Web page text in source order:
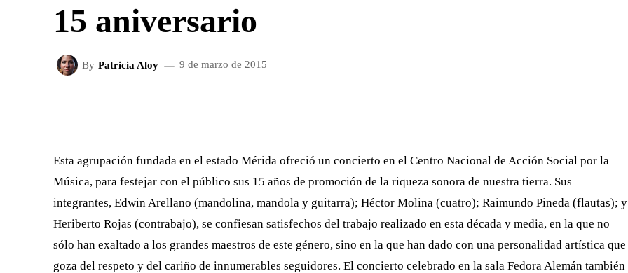
15 aniversario
By Patricia Aloy 9 de marzo de 2015
Esta agrupación fundada en el estado Mérida ofreció un concierto en el Centro Nacional de Acción Social por la
Música, para festejar con el público sus 15 años de promoción de la riqueza sonora de nuestra tierra. Sus
integrantes, Edwin Arellano (mandolina, mandola y guitarra); Héctor Molina (cuatro); Raimundo Pineda (flautas); y
Heriberto Rojas (contrabajo), se confiesan satisfechos del trabajo realizado en esta década y media, en la que no
sólo han exaltado a los grandes maestros de este género, sino en la que han dado con una personalidad artística que
goza del respeto y del cariño de innumerables seguidores. El concierto celebrado en la sala Fedora Alemán también